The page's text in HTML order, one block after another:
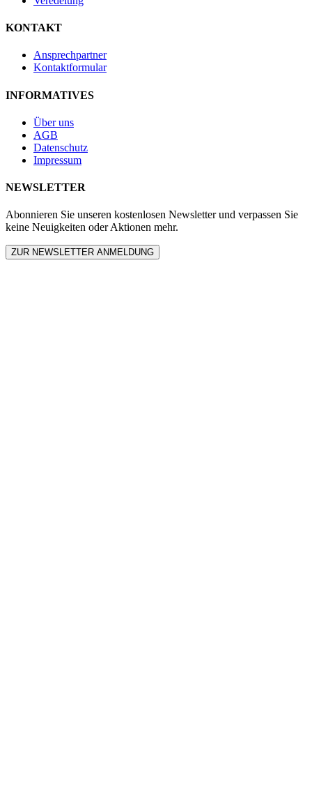
KONTAKT
Ansprechpartner
Kontaktformular
INFORMATIVES
Über uns
AGB
Datenschutz
Impressum
NEWSLETTER
Abonnieren Sie unseren kostenlosen Newsletter und verpassen Sie
keine Neuigkeiten oder Aktionen mehr.
ZUR NEWSLETTER ANMELDUNG